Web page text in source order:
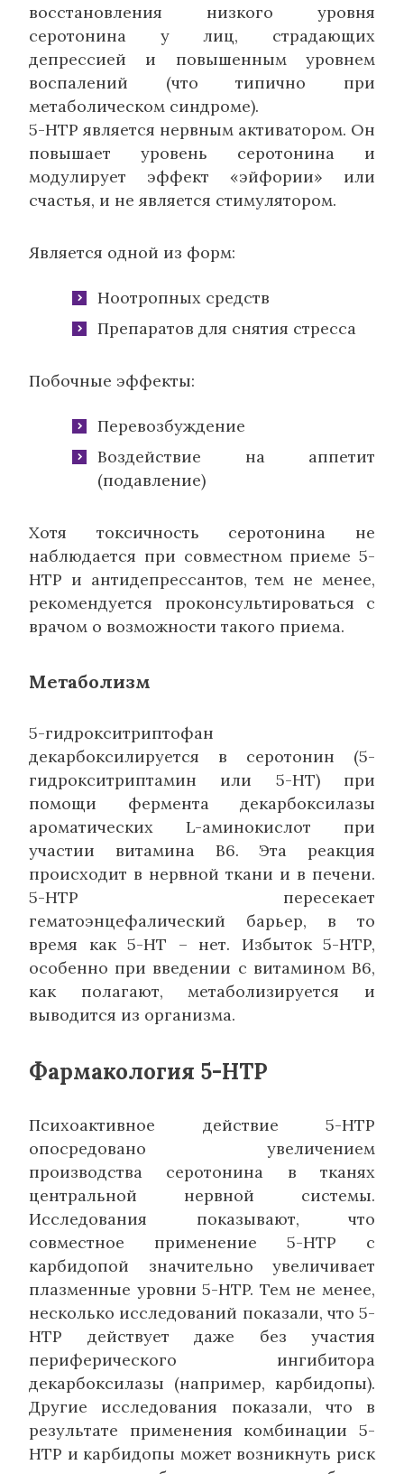
восстановления низкого уровня
серотонина у лиц, страдающих
депрессией и повышенным уровнем
воспалений (что типично при
метаболическом синдроме).
5-HTP является нервным активатором. Он
повышает уровень серотонина и
модулирует эффект «эйфории» или
счастья, и не является стимулятором.
Является одной из форм:
Ноотропных средств
Препаратов для снятия стресса
Побочные эффекты:
Перевозбуждение
Воздействие на аппетит
(подавление)
Хотя токсичность серотонина не
наблюдается при совместном приеме 5-
HTP и антидепрессантов, тем не менее,
рекомендуется проконсультироваться с
врачом о возможности такого приема.
Метаболизм
5-гидрокситриптофан
декарбоксилируется в серотонин (5-
гидрокситриптамин или 5-HT) при
помощи фермента декарбоксилазы
ароматических L-аминокислот при
участии витамина В6. Эта реакция
происходит в нервной ткани и в печени.
5-HTP пересекает
гематоэнцефалический барьер, в то
время как 5-НТ – нет. Избыток 5-HTP,
особенно при введении с витамином В6,
как полагают, метаболизируется и
выводится из организма.
Фармакология 5-HTP
Психоактивное действие 5-HTP
опосредовано увеличением
производства серотонина в тканях
центральной нервной системы.
Исследования показывают, что
совместное применение 5-HTP с
карбидопой значительно увеличивает
плазменные уровни 5-HTP. Тем не менее,
несколько исследований показали, что 5-
HTP действует даже без участия
периферического ингибитора
декарбоксилазы (например, карбидопы).
Другие исследования показали, что в
результате применения комбинации 5-
HTP и карбидопы может возникнуть риск